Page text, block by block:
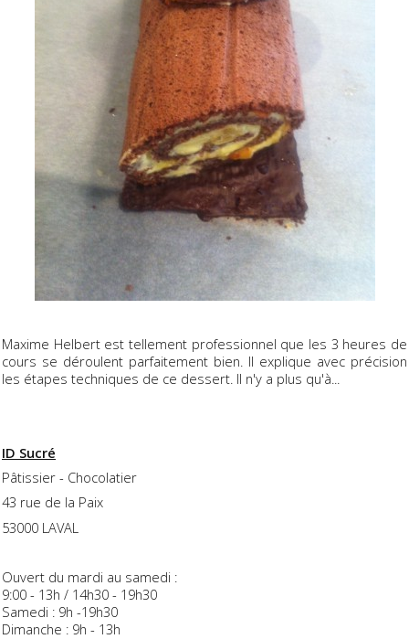
Maxime Helbert est tellement professionnel que les 3 heures de
cours se déroulent parfaitement bien. Il explique avec précision
les étapes techniques de ce dessert. Il n'y a plus qu'à...
ID Sucré
Pâtissier - Chocolatier
43 rue de la Paix
53000 LAVAL
Ouvert du mardi au samedi :
9:00 - 13h / 14h30 - 19h30
Samedi : 9h -19h30
Dimanche : 9h - 13h